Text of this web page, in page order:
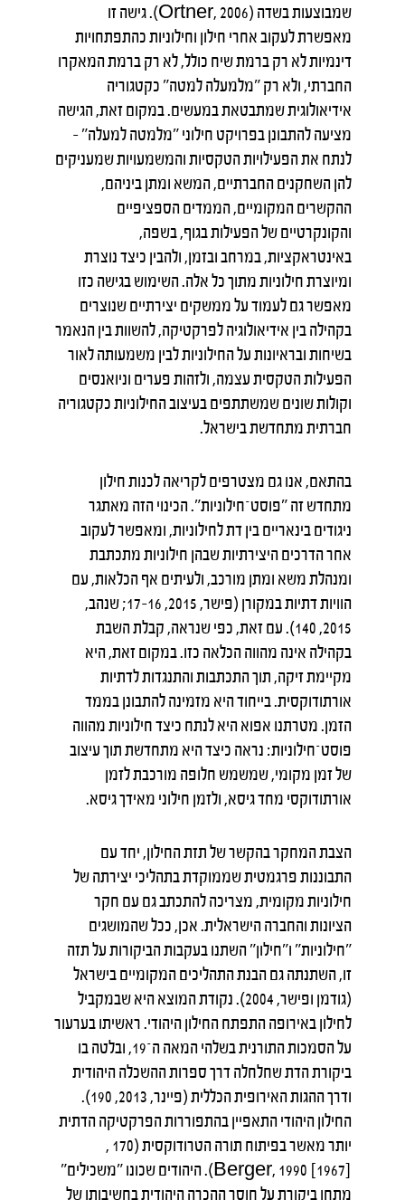
שמבוצעות בשדה (Ortner, 2006). גישה זו
מאפשרת לעקוב אחרי חילון וחילוניות כהתפתחויות
דינמיות לא רק ברמת שיח כולל, לא רק ברמת המאקרו
החברתי, ולא רק "מלמעלה למטה" כקטגוריה
אידיאולוגית שמתבטאת במעשים. במקום זאת, הגישה
מציעה להתבונן בפרויקט חילוני "מלמטה למעלה" –
לנתח את הפעילויות הטקסיות והמשמעויות שמעניקים
להן השחקנים החברתיים, המשא ומתן ביניהם,
ההקשרים המקומיים, הממדים הספציפיים
והקונקרטיים של הפעילות בגוף, בשפה,
באינטראקציות, במרחב ובזמן, ולהבין כיצד נוצרת
ומיוצרת חילוניות מתוך כל אלה. השימוש בגישה כזו
מאפשר גם לעמוד על ממשקים יצירתיים שנוצרים
בקהילה בין אידיאולוגיה לפרקטיקה, להשוות בין הנאמר
בשיחות ובראיונות על החילוניות לבין משמעותה לאור
הפעילות הטקסית עצמה, ולזהות פערים וניואנסים
וקולות שונים שמשתתפים בעיצוב החילוניות כקטגוריה
חברתית מתחדשת בישראל.
בהתאם, אנו גם מצטרפים לקריאה לכנות חילון
מתחדש זה "פוסט־חילוניות". הכינוי הזה מאתגר
ניגודים בינאריים בין דת לחילוניות, ומאפשר לעקוב
אחר הדרכים היצירתיות שבהן חילוניות מתכתבת
ומנהלת משא ומתן מורכב, ולעיתים אף הכלאות, עם
הוויות דתיות במקורן (פישר, 2015, 16–17; שנהב,
2015, 140). עם זאת, כפי שנראה, קבלת השבת
בקהילה אינה מהווה הכלאה כזו. במקום זאת, היא
מקיימת זיקה, תוך התכתבות והתנגדות לדתיות
אורתודוקסית. בייחוד היא מזמינה להתבונן בממד
הזמן. מטרתנו אפוא היא לנתח כיצד חילוניות מהווה
פוסט־חילוניות: נראה כיצד היא מתחדשת תוך עיצוב
של זמן מקומי, שמשמש חלופה מורכבת לזמן
אורתודוקסי מחד גיסא, ולזמן חילוני מאידך גיסא.
הצבת המחקר בהקשר של תזת החילון, יחד עם
התבוננות פרגמטית שממוקדת בתהליכי יצירתה של
חילוניות מקומית, מצריכה להתכתב גם עם חקר
הציונות והחברה הישראלית. אכן, ככל שהמושגים
"חילוניות" ו"חילון" השתנו בעקבות הביקורות על תזה
זו, השתנתה גם הבנת התהליכים המקומיים בישראל
(גודמן ופישר, 2004). נקודת המוצא היא שבמקביל
לחילון באירופה התפתח החילון היהודי. ראשיתו בערעור
על הסמכות התורנית בשלהי המאה ה־19, ובלטה בו
ביקורת הדת שחלחלה דרך ספרות ההשכלה היהודית
ודרך ההגות האירופית הכללית (פיינר, 2013, 190).
החילון היהודי התאפיין בהתפוררות הפרקטיקה הדתית
יותר מאשר בפיתוח תורה הטרודוקסית (170 ,
[Berger, 1990 [1967). היהודים שכונו "משכילים"
מתחו ביקורת על חוסר ההכרה היהודית בחשיבותו של